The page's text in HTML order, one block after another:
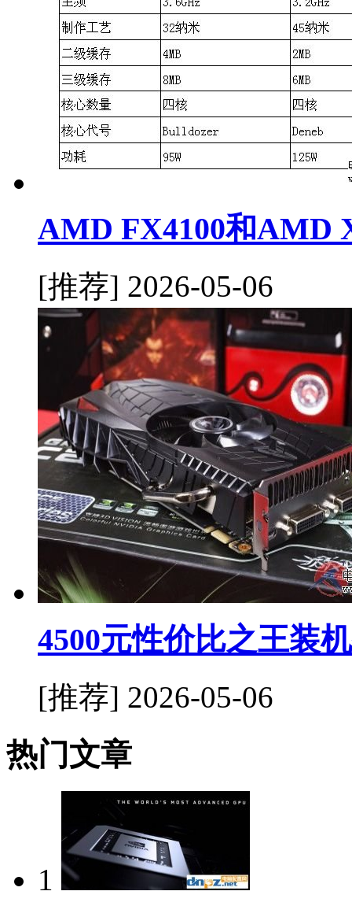
AMD FX4100和AMD
[推荐] 2026-05-06
4500元性价比之王装
[推荐] 2026-05-06
热门文章
1